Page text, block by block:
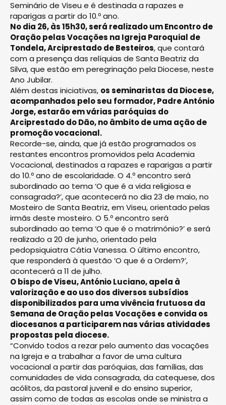
Seminário de Viseu e é destinada a rapazes e
raparigas a partir do 10.º ano.
No dia 26, às 15h30, será realizado um Encontro de
Oração pelas Vocações na Igreja Paroquial de
Tondela, Arciprestado de Besteiros, que contará
com a presença das relíquias de Santa Beatriz da
Silva, que estão em peregrinação pela Diocese, neste
Ano Jubilar.
Além destas iniciativas, os seminaristas da Diocese,
acompanhados pelo seu formador, Padre António
Jorge, estarão em várias paróquias do
Arciprestado do Dão, no âmbito de uma ação de
promoção vocacional.
Recorde-se, ainda, que já estão programados os
restantes encontros promovidos pela Academia
Vocacional, destinados a rapazes e raparigas a partir
do 10.º ano de escolaridade. O 4.º encontro será
subordinado ao tema ‘O que é a vida religiosa e
consagrada?’, que acontecerá no dia 23 de maio, no
Mosteiro de Santa Beatriz, em Viseu, orientado pelas
irmãs deste mosteiro. O 5.º encontro será
subordinado ao tema ‘O que é o matrimónio?’ e será
realizado a 20 de junho, orientado pela
pedopsiquiatra Cátia Vanessa. O último encontro,
que responderá à questão ‘O que é a Ordem?’,
acontecerá a 11 de julho.
O bispo de Viseu, António Luciano, apela à
valorização e ao uso dos diversos subsídios
disponibilizados para uma vivência frutuosa da
Semana de Oração pelas Vocações e convida os
diocesanos a participarem nas várias atividades
propostas pela diocese.
“Convido todos a rezar pelo aumento das vocações
na Igreja e a trabalhar a favor de uma cultura
vocacional a partir das paróquias, das famílias, das
comunidades de vida consagrada, da catequese, dos
acólitos, da pastoral juvenil e do ensino superior,
assim como de todas as escolas onde se ministra a